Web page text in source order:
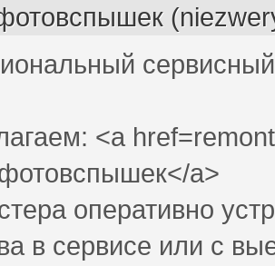
<a
a>
оперативно
в сервисе или с